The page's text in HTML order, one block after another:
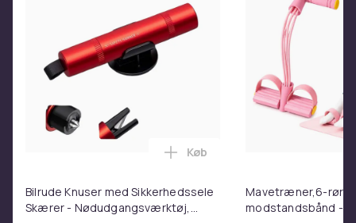
Produktsikkerhedsinformation
Bilrude Knuser med Sikkerhedssele
Skærer - Nødudgangsværktøj,
Læg Bilrude Knuser med
Køb
Mavetræner,6-rørs
modstandsbånd -